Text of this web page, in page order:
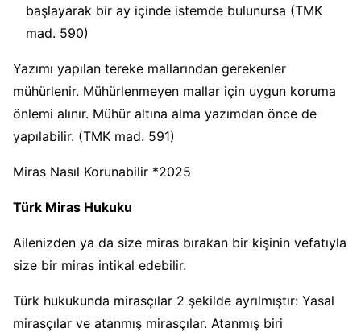
başlayarak bir ay içinde istemde bulunursa (TMK
mad. 590)
Yazımı yapılan tereke mallarından gerekenler
mühürlenir. Mühürlenmeyen mallar için uygun koruma
önlemi alınır. Mühür altına alma yazımdan önce de
yapılabilir. (TMK mad. 591)
Miras Nasıl Korunabilir *2025
Türk Miras Hukuku
Ailenizden ya da size miras bırakan bir kişinin vefatıyla
size bir miras intikal edebilir.
Türk hukukunda mirasçılar 2 şekilde ayrılmıştır: Yasal
mirasçılar ve atanmış mirasçılar. Atanmış biri